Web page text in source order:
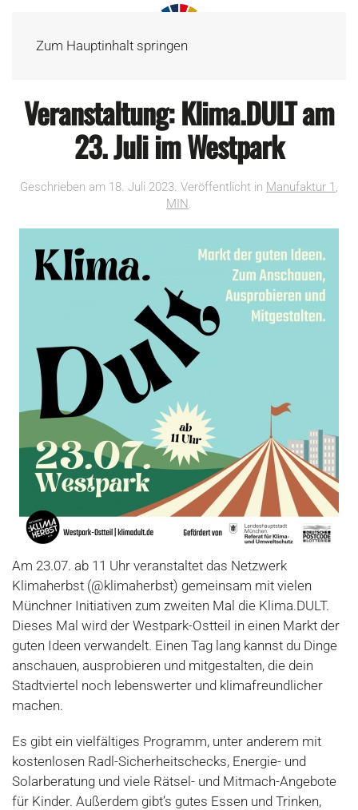
Zum Hauptinhalt springen
Veranstaltung: Klima.DULT am
23. Juli im Westpark
Geschrieben am 18. Juli 2023. Veröffentlicht in Manufaktur 1 ,
MIN.
Am 23.07. ab 11 Uhr veranstaltet das Netzwerk
Klimaherbst (@klimaherbst) gemeinsam mit vielen
Münchner Initiativen zum zweiten Mal die Klima.DULT.
Dieses Mal wird der Westpark-Ostteil in einen Markt der
guten Ideen verwandelt. Einen Tag lang kannst du Dinge
anschauen, ausprobieren und mitgestalten, die dein
Stadtviertel noch lebenswerter und klimafreundlicher
machen.
Es gibt ein vielfältiges Programm, unter anderem mit
kostenlosen Radl-Sicherheitschecks, Energie- und
Solarberatung und viele Rätsel- und Mitmach-Angebote
für Kinder. Außerdem gibt’s gutes Essen und Trinken,